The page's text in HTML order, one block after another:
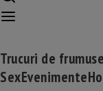
Trucuri de
SexEvenimente